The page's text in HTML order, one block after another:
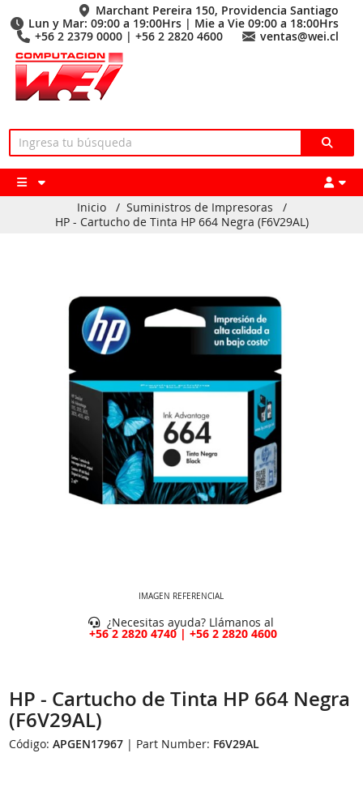
Marchant Pereira 150, Providencia Santiago
Lun y Mar: 09:00 a 19:00Hrs | Mie a Vie 09:00 a 18:00Hrs
+56 2 2379 0000 | +56 2 2820 4600
ventas@wei.cl
Inicio / Suministros de Impresoras
/
HP - Cartucho de Tinta HP 664 Negra (F6V29AL)
IMAGEN REFERENCIAL
¿Necesitas ayuda? Llámanos al
+56 2 2820 4740 | +56 2 2820 4600
HP - Cartucho de Tinta HP 664 Negra
(F6V29AL)
Código:APGEN17967 | Part Number: F6V29AL